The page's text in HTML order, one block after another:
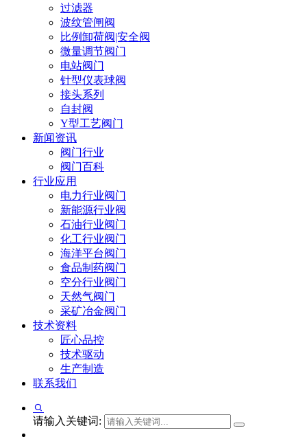
过滤器
波纹管闸阀
比例卸荷阀|安全阀
微量调节阀门
电站阀门
针型仪表球阀
接头系列
自封阀
Y型工艺阀门
新闻资讯
阀门行业
阀门百科
行业应用
电力行业阀门
新能源行业阀
石油行业阀门
化工行业阀门
海洋平台阀门
食品制药阀门
空分行业阀门
天然气阀门
采矿冶金阀门
技术资料
匠心品控
技术驱动
生产制造
联系我们
请输入关键词: